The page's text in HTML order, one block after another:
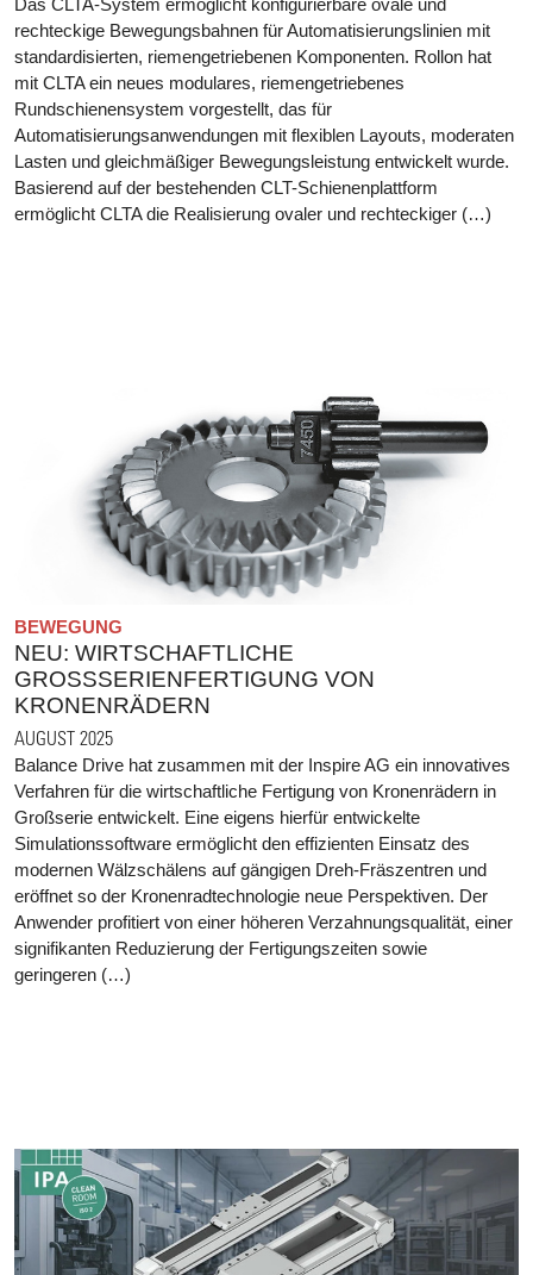
Das CLTA-System ermöglicht konfigurierbare ovale und
rechteckige Bewegungsbahnen für Automatisierungslinien mit
standardisierten, riemengetriebenen Komponenten. Rollon hat
mit CLTA ein neues modulares, riemengetriebenes
Rundschienensystem vorgestellt, das für
Automatisierungsanwendungen mit flexiblen Layouts, moderaten
Lasten und gleichmäßiger Bewegungsleistung entwickelt wurde.
Basierend auf der bestehenden CLT-Schienenplattform
ermöglicht CLTA die Realisierung ovaler und rechteckiger (…)
BEWEGUNG
NEU: WIRTSCHAFTLICHE
GROSSSERIENFERTIGUNG VON K
RONENRÄDERN
AUGUST 2025
Balance Drive hat zusammen mit der Inspire AG ein innovatives
Verfahren für die wirtschaftliche Fertigung von Kronenrädern in
Großserie entwickelt. Eine eigens hierfür entwickelte
Simulationssoftware ermöglicht den effizienten Einsatz des
modernen Wälzschälens auf gängigen Dreh-Fräszentren und
eröffnet so der Kronenradtechnologie neue Perspektiven. Der
Anwender profitiert von einer höheren Verzahnungsqualität, einer
signifikanten Reduzierung der Fertigungszeiten sowie
geringeren (…)